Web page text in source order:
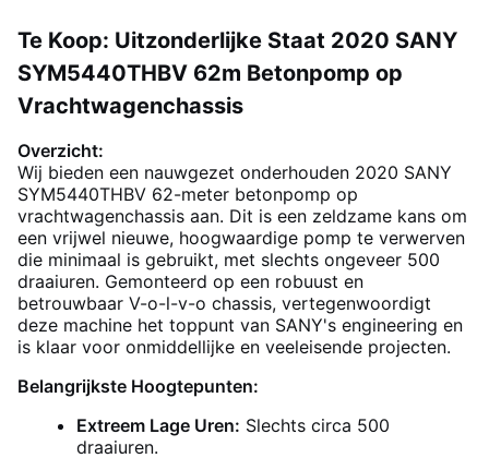
Te Koop: Uitzonderlijke Staat 2020 SANY
SYM5440THBV 62m Betonpomp op
Vrachtwagenchassis
Overzicht:
Wij bieden een nauwgezet onderhouden 2020 SANY
SYM5440THBV 62-meter betonpomp op
vrachtwagenchassis aan. Dit is een zeldzame kans om
een vrijwel nieuwe, hoogwaardige pomp te verwerven
die minimaal is gebruikt, met slechts ongeveer 500
draaiuren. Gemonteerd op een robuust en
betrouwbaar V-o-l-v-o chassis, vertegenwoordigt
deze machine het toppunt van SANY's engineering en
is klaar voor onmiddellijke en veeleisende projecten.
Belangrijkste Hoogtepunten:
Extreem Lage Uren: Slechts circa 500
draaiuren.